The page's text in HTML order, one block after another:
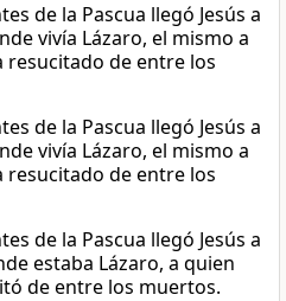
de la Pascua llegó Jesús a
vivía Lázaro, el mismo a
resucitado de entre los
de la Pascua llegó Jesús a
vivía Lázaro, el mismo a
resucitado de entre los
de la Pascua llegó Jesús a
estaba Lázaro, a quien
de entre los muertos.